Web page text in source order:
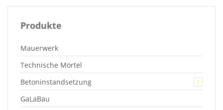
Produkte
Mauerwerk
Technische Mörtel
Betoninstandsetzung
GaLaBau